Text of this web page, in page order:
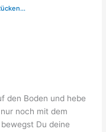
den Boden und hebe
noch mit dem
Du deine